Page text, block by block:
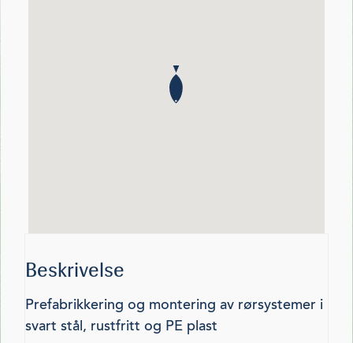
Beskrivelse
Prefabrikkering og montering av rørsystemer i
svart stål, rustfritt og PE plast